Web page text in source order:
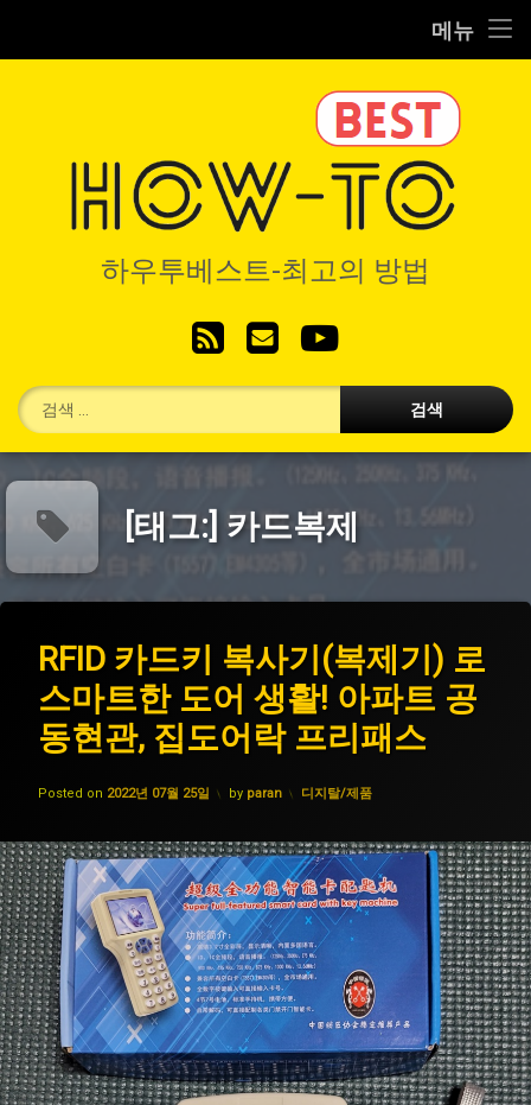
메뉴
VR/기기
디지탈/제품 하우투베스
하우투베스트-최고의 방법
RSS 이메일YouTube
[태그:] 카드복제
RFID 카드키 복사기(복제기) 로
스마트한 도어 생활! 아파트 공
동현관, 집도어락 프리패스
Posted on 2022년 07월 25일
2022년 07월 26일
by paran 카테고리:
디지탈/제품
도
어
락
복
제
카
드
복
제
RFID
카
드
키
복
사
(복
기)
로
스
마
트
한
도
어
생
활!
아
파
트
에
댓
글
을
남
기
요.